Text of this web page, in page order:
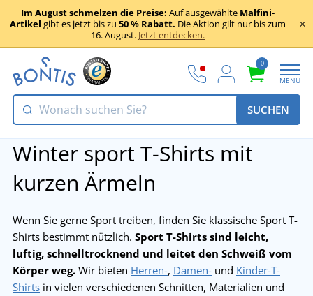
Im August schmelzen die Preise: Auf ausgewählte Malfini-
Artikel gibt es jetzt bis zu 50 % Rabatt. Die Aktion gilt nur bis zum
16. August. Jetzt entdecken.
0
MENU
SUCHEN
Winter sport T-Shirts mit
kurzen Ärmeln
Wenn Sie gerne Sport treiben, finden Sie klassische Sport T-
Shirts bestimmt nützlich. Sport T-Shirts sind leicht,
luftig, schnelltrocknend und leitet den Schweiß vom
Körper weg. Wir bieten Herren-, Damen- und Kinder-T-
Shirts in vielen verschiedenen Schnitten, Materialien und